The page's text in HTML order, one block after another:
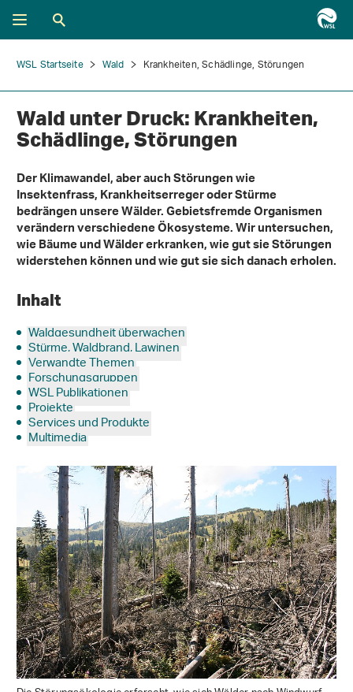
WSL Startseite Wald Krankheiten, Schädlinge, Störungen
Wald unter Druck: Krankheiten,
Schädlinge, Störungen
Der Klimawandel, aber auch Störungen wie
Insektenfrass, Krankheitserreger oder Stürme
bedrängen unsere Wälder. Gebietsfremde Organismen
verändern verschiedene Ökosysteme. Wir untersuchen,
wie Bäume und Wälder erkranken, wie gut sie Störungen
widerstehen können und wie gut sie sich danach erholen.
Inhalt
Waldgesundheit überwachen
Stürme, Waldbrand, Lawinen
Verwandte Themen
Forschungsgruppen
WSL Publikationen
Projekte
Services und Produkte
Multimedia